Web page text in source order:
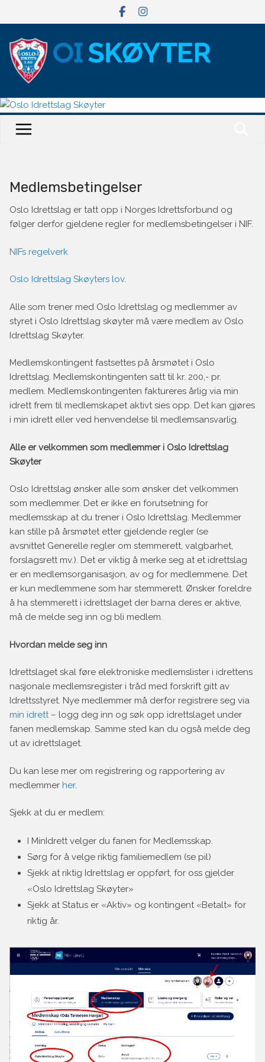
Medlemsbetingelser
Oslo Idrettslag er tatt opp i Norges Idrettsforbund og
følger derfor gjeldene regler for medlemsbetingelser i NIF.
NIFs regelverk
Oslo Idrettslag Skøyters lov.
Alle som trener med Oslo Idrettslag og medlemmer av
styret i Oslo Idrettslag skøyter må være medlem av Oslo
Idrettslag Skøyter.
Medlemskontingent fastsettes på årsmøtet i Oslo
Idrettslag. Medlemskontingenten satt til kr. 200,- pr.
medlem. Medlemskontingenten faktureres årlig via min
idrett frem til medlemskapet aktivt sies opp. Det kan gjøres
i min idrett eller ved henvendelse til medlemsansvarlig.
Alle er velkommen som medlemmer i Oslo Idrettslag
Skøyter
Oslo Idrettslag ønsker alle som ønsker det velkommen
som medlemmer. Det er ikke en forutsetning for
medlemsskap at du trener i Oslo Idrettslag. Medlemmer
kan stille på årsmøtet etter gjeldende regler (se
avsnittet Generelle regler om stemmerett, valgbarhet,
forslagsrett mv.). Det er viktig å merke seg at et idrettslag
er en medlemsorganisasjon, av og for medlemmene. Det
er kun medlemmene som har stemmerett. Ønsker foreldre
å ha stemmerett i idrettslaget der barna deres er aktive,
må de melde seg inn og bli medlem.
Hvordan melde seg inn
Idrettslaget skal føre elektroniske medlemslister i idrettens
nasjonale medlemsregister i tråd med forskrift gitt av
Idrettsstyret. Nye medlemmer må derfor registrere seg via
min idrett– logg deg inn og søk opp idrettslaget under
fanen medlemskap. Samme sted kan du også melde deg
ut av idrettslaget.
Du kan lese mer om registrering og rapportering av
medlemmer her.
Sjekk at du er medlem:
I MinIdrett velger du fanen for Medlemsskap.
Sørg for å velge riktig familiemedlem (se pil)
Sjekk at riktig Idrettslag er oppført, for oss gjelder
«Oslo Idrettslag Skøyter»
Sjekk at Status er «Aktiv» og kontingent «Betalt» for
riktig år.